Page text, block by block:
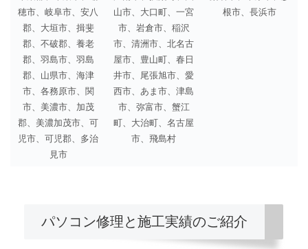
穂市、岐阜市、安八
郡、大垣市、揖斐
郡、不破郡、養老
郡、羽島市、羽島
郡、山県市、海津
市、各務原市、関
市、美濃市、加茂
郡、美濃加茂市、可
児市、可児郡、多治
見市
山市、大口町、一宮
市、岩倉市、稲沢
市、清洲市、北名古
屋市、豊山町、春日
井市、尾張旭市、愛
西市、あま市、津島
市、弥富市、蟹江
町、大治町、名古屋
市、飛島村
根市、長浜市
パソコン修理と施工実績のご紹介